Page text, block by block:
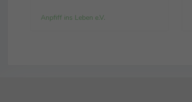
Anpfiff ins Leben e.V.